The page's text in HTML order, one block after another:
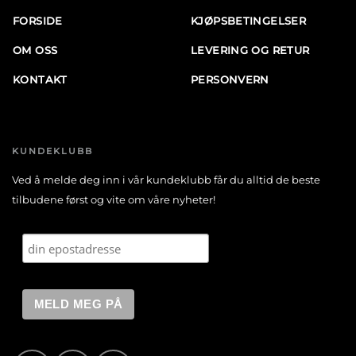
FORSIDE
OM OSS
KONTAKT
KJØPSBETINGELSER
LEVERING OG RETUR
PERSONVERN
KUNDEKLUBB
Ved å melde deg inn i vår kundeklubb får du alltid de beste
tilbudene først og vite om våre nyheter!